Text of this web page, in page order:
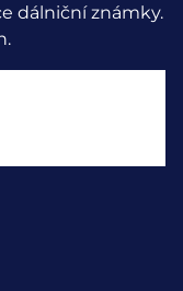
dálniční známky.